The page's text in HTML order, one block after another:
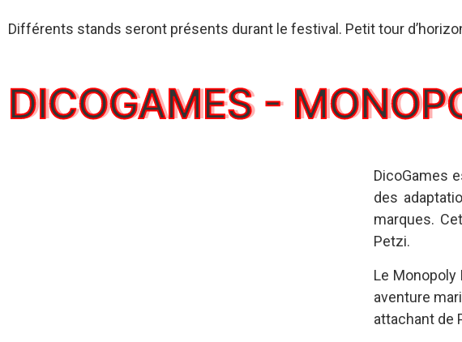
Différents stands seront présents durant le festival. Petit tour
DICOGAMES -
DicoGames
des
marques.
Petzi.
Le
aventure
attachant de